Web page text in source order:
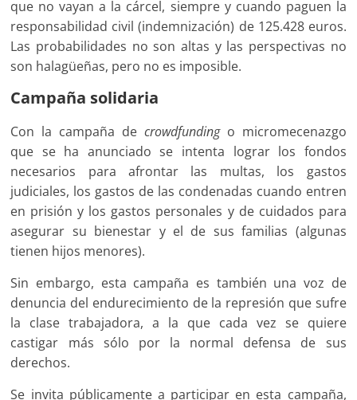
que no vayan a la cárcel, siempre y cuando paguen la
responsabilidad civil (indemnización) de 125.428 euros.
Las probabilidades no son altas y las perspectivas no
son halagüeñas, pero no es imposible.
Campaña solidaria
Con la campaña de crowdfundingo micromecenazgo
que se ha anunciado se intenta lograr los fondos
necesarios para afrontar las multas, los gastos
judiciales, los gastos de las condenadas cuando entren
en prisión y los gastos personales y de cuidados para
asegurar su bienestar y el de sus familias (algunas
tienen hijos menores).
Sin embargo, esta campaña es también una voz de
denuncia del endurecimiento de la represión que sufre
la clase trabajadora, a la que cada vez se quiere
castigar más sólo por la normal defensa de sus
derechos.
Se invita públicamente a participar en esta campaña,